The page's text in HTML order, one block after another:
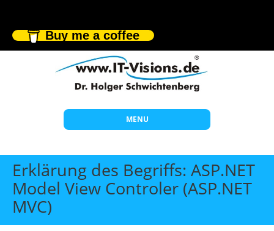
Buy me a coffee
MENU
Start
Themen
Erklärung des Begriffs: ASP.NET
Model View Controler (ASP.NET
MVC)